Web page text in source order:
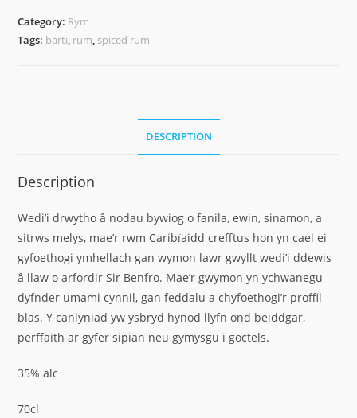
Category: Rym
Tags: barti, rum, spiced rum
DESCRIPTION
Description
Wedi’i drwytho â nodau bywiog o fanila, ewin, sinamon, a
sitrws melys, mae’r rwm Caribïaidd crefftus hon yn cael ei
gyfoethogi ymhellach gan wymon lawr gwyllt wedi’i ddewis
â llaw o arfordir Sir Benfro. Mae’r gwymon yn ychwanegu
dyfnder umami cynnil, gan feddalu a chyfoethogi’r proffil
blas. Y canlyniad yw ysbryd hynod llyfn ond beiddgar,
perffaith ar gyfer sipian neu gymysgu i goctels.
35% alc
70cl